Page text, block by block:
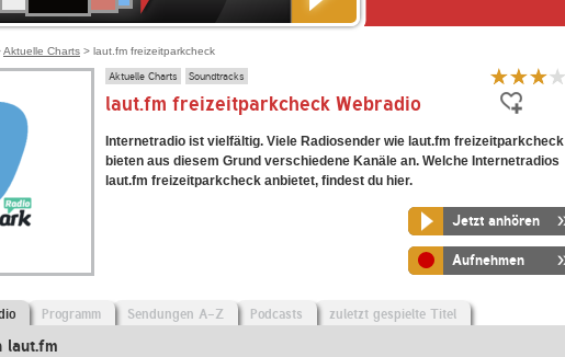
OLDIE
ANTENNE
Aktuelle Charts > laut.fm freizeitparkcheck
Aktuelle Charts Soundtracks
laut.fm freizeitparkcheck Webradio
Internetradio ist vielfältig. Viele Radiosender wie laut.fm freizeitparkcheck
bieten aus diesem Grund verschiedene Kanäle an. Welche Internetradios
laut.fm freizeitparkcheck anbietet, findest du hier.
Jetzt anhören
Aufnehmen
Programm Sendungen A-Z Podcasts zuletzt gespielte Titel
laut.fm